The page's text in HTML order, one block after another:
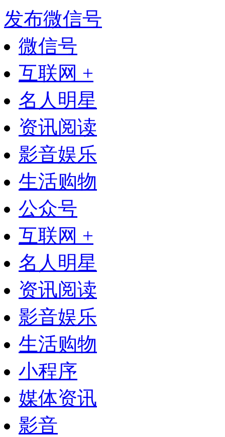
发布微信号
微信号
互联网 +
名人明星
资讯阅读
影音娱乐
生活购物
公众号
互联网 +
名人明星
资讯阅读
影音娱乐
生活购物
小程序
媒体资讯
影音